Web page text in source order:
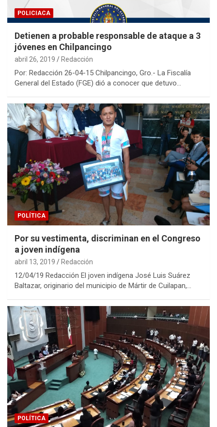
POLICIACA
Detienen a probable responsable de ataque a 3
jóvenes en Chilpancingo
abril 26, 2019 Redacción
Por: Redacción 26-04-15 Chilpancingo, Gro.- La Fiscalía
General del Estado (FGE) dió a conocer que detuvo…
POLÍTICA
Por su vestimenta, discriminan en el Congreso
a joven indígena
abril 13, 2019 Redacción
12/04/19 Redacción El joven indígena José Luis Suárez
Baltazar, originario del municipio de Mártir de Cuilapan,…
POLÍTICA